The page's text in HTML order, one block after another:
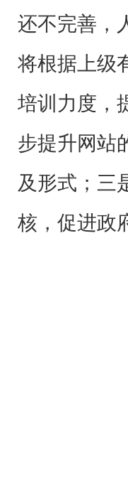
还不完善，
将根据上级
培训力度，
步提升网站
及形式；三
核，促进政
2019